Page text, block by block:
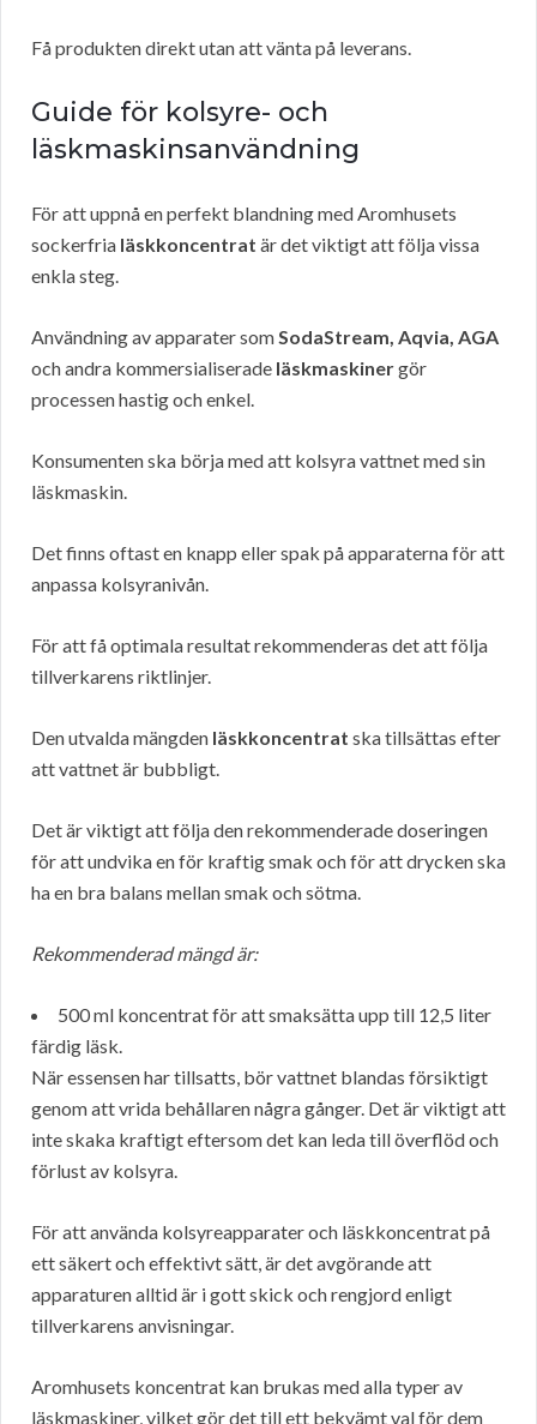
Få produkten direkt utan att vänta på leverans.
Guide för kolsyre- och
läskmaskinsanvändning
För att uppnå en perfekt blandning med Aromhusets
sockerfria läskkoncentrat är det viktigt att följa vissa
enkla steg.
Användning av apparater somSodaStream, Aqvia, AGA
och andra kommersialiserade läskmaskinergör
processen hastig och enkel.
Konsumenten ska börja med att kolsyra vattnet med sin
läskmaskin.
Det finns oftast en knapp eller spak på apparaterna för att
anpassa kolsyranivån.
För att få optimala resultat rekommenderas det att följa
tillverkarens riktlinjer.
Den utvalda mängden läskkoncentrat ska tillsättas efter
att vattnet är bubbligt.
Det är viktigt att följa den rekommenderade doseringen
för att undvika en för kraftig smak och för att drycken ska
ha en bra balans mellan smak och sötma.
Rekommenderad mängd är:
500 ml koncentrat för att smaksätta upp till 12,5 liter
färdig läsk.
När essensen har tillsatts, bör vattnet blandas försiktigt
genom att vrida behållaren några gånger. Det är viktigt att
inte skaka kraftigt eftersom det kan leda till överflöd och
förlust av kolsyra.
För att använda kolsyreapparater och läskkoncentrat på
ett säkert och effektivt sätt, är det avgörande att
apparaturen alltid är i gott skick och rengjord enligt
tillverkarens anvisningar.
Aromhusets koncentrat kan brukas med alla typer av
läskmaskiner, vilket gör det till ett bekvämt val för dem